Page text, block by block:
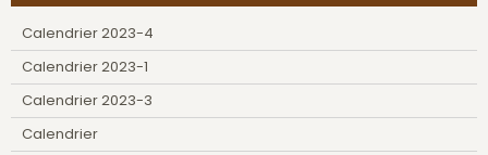
Calendrier 2023-4
Calendrier 2023-1
Calendrier 2023-3
Calendrier